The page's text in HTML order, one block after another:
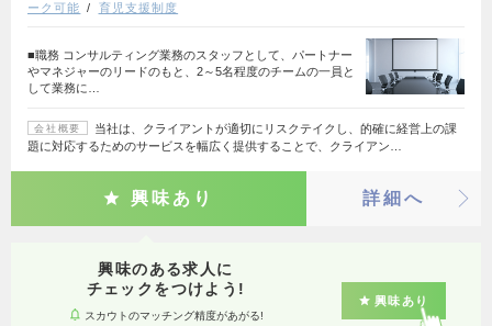
ーク可能
育児支援制度
■職務 コンサルティング業務のスタッフとして、パートナー
やマネジャーのリードのもと、2～5名程度のチームの一員と
して業務に…
会社概要
当社は、クライアントが適切にリスクテイクし、的確に経営上の課
題に対応するためのサービスを幅広く提供することで、クライアン…
興味あり 詳細へ
興味のある求人に
チェックをつけよう!
スカウトのマッチング精度があがる!
興味あり